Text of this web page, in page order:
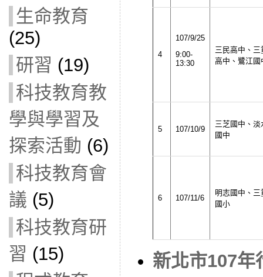
生命教育
(25)
研習 (19)
科技教育教
學與學習及
探索活動 (6)
科技教育會
議 (5)
科技教育研
習 (15)
4
107/9/25
9:00-
13:30
三民高中、三
高中、鷺江國
5 107/10/9
三芝國中、淡
國中
6 107/11/6
明志國中、三
國小
新北市107年